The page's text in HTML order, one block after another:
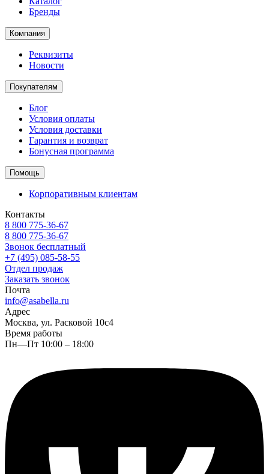
Бренды
Компания
Реквизиты
Новости
Покупателям
Блог
Условия оплаты
Условия доставки
Гарантия и возврат
Бонусная программа
Помощь
Корпоративным клиентам
Контакты
8 800 775-36-67
8 800 775-36-67
Звонок бесплатный
+7 (495) 085-58-55
Отдел продаж
Заказать звонок
Почта
info@asabella.ru
Адрес
Москва, ул. Расковой 10с4
Время работы
Пн—Пт 10:00 – 18:00